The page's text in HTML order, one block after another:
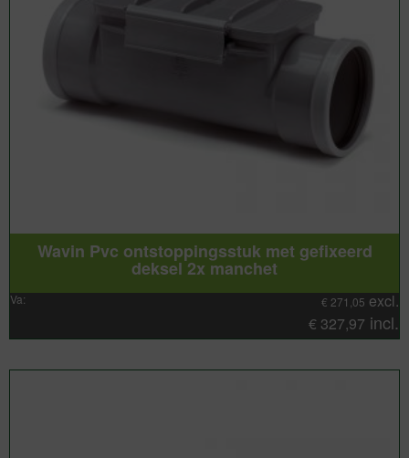
Wavin Pvc ontstoppingsstuk met gefixeerd
deksel 2x manchet
Va: € 271,05 excl.
€ 327,97 incl.